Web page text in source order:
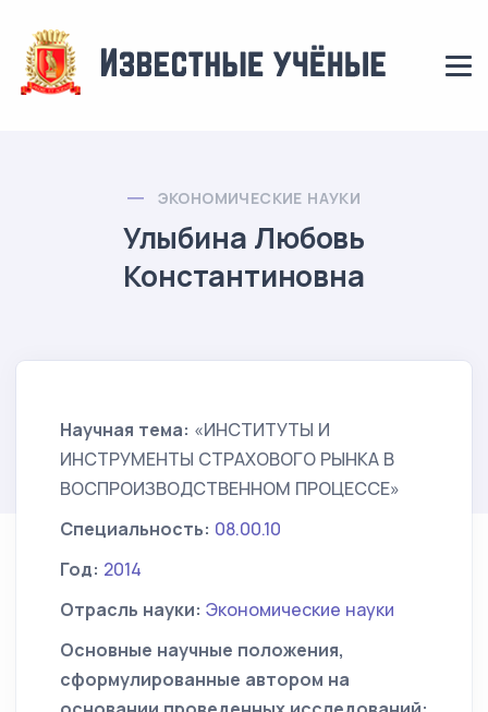
ЭКОНОМИЧЕСКИЕ НАУКИ
Улыбина Любовь
Константиновна
Научная тема: «ИНСТИТУТЫ И
ИНСТРУМЕНТЫ СТРАХОВОГО РЫНКА В
ВОСПРОИЗВОДСТВЕННОМ ПРОЦЕССЕ»
Специальность: 08.00.10
Год: 2014
Отрасль науки: Экономические науки
Основные научные положения,
сформулированные автором на